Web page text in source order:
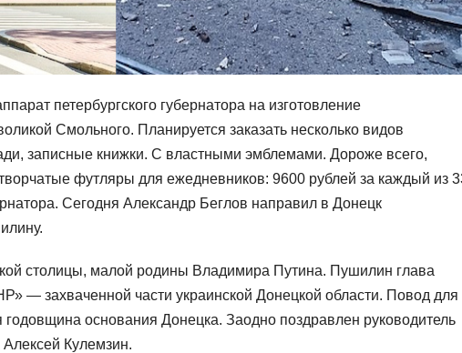
петербургского губернатора на изготовление
Смольного. Планируется заказать несколько видов
записные книжки. С властными эмблемами. Дороже всего,
футляры для ежедневников: 9600 рублей за каждый из
Сегодня Александр Беглов направил в Донецк
столицы, малой родины Владимира Путина. Пушилин глава
— захваченной части украинской Донецкой области. Повод для
основания Донецка. Заодно поздравлен руководитель
Кулемзин.